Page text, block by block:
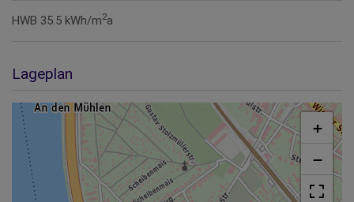
HWB 35.5 kWh/m2a
Lageplan
+
−